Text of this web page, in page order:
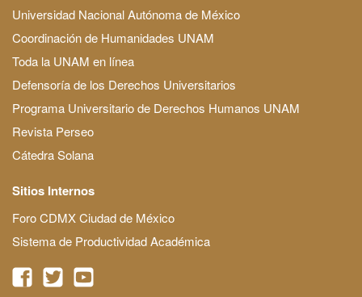
Universidad Nacional Autónoma de México
Coordinación de Humanidades UNAM
Toda la UNAM en línea
Defensoría de los Derechos Universitarios
Programa Universitario de Derechos Humanos UNAM
Revista Perseo
Cátedra Solana
Sitios Internos
Foro CDMX Ciudad de México
Sistema de Productividad Académica